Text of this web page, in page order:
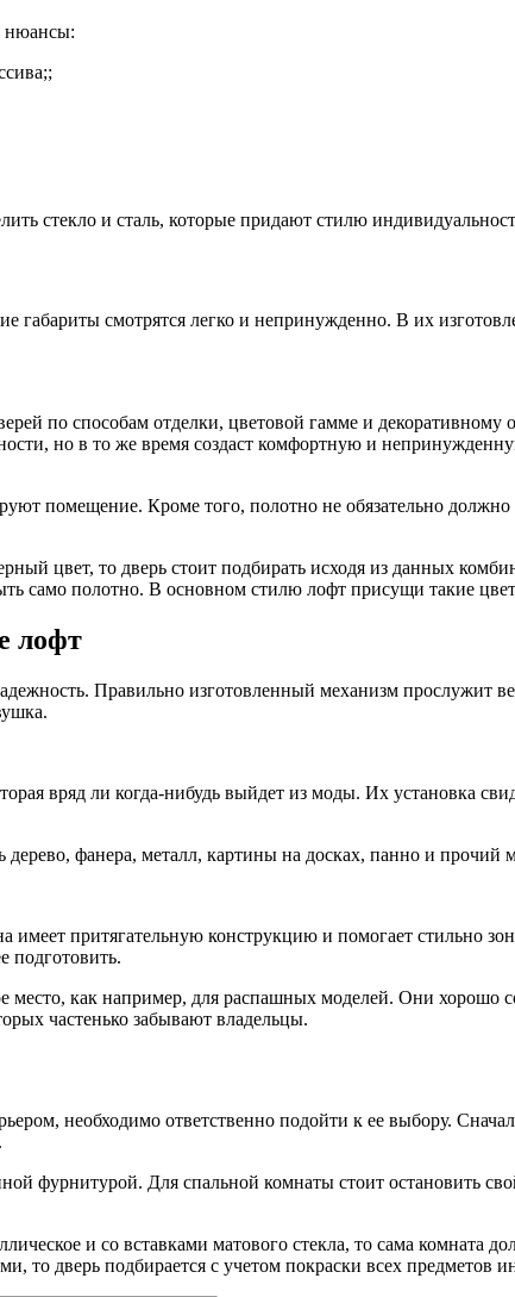
нюансы:
стекло и сталь, которые придают стилю
габариты смотрятся легко и непринужденно. В их
по способам отделки, цветовой гамме и
но в то же время создаст комфортную и
помещение. Кроме того, полотно не обязательно
цвет, то дверь стоит подбирать исходя из данных
само полотно. В основном стилю лофт присущи такие
лофт
Правильно изготовленный механизм
вряд ли когда-нибудь выйдет из моды. Их установка
фанера, металл, картины на досках, панно и прочий
имеет притягательную конструкцию и помогает стильно
подготовить.
место, как например, для распашных моделей. Они хорошо
частенько забывают владельцы.
необходимо ответственно подойти к ее выбору.
фурнитурой. Для спальной комнаты стоит остановить
и со вставками матового стекла, то сама
то дверь подбирается с учетом покраски всех предметов